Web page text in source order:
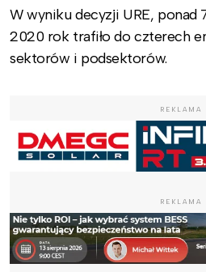
W wyniku decyzji URE, ponad
2020 rok trafiło do czterech
sektorów i podsektorów.
REKLAMA
REKLAMA